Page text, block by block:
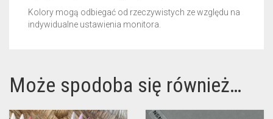
Kolory mogą odbiegać od rzeczywistych ze względu na
indywidualne ustawienia monitora.
Może spodoba się również…